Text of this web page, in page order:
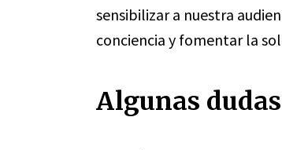
sensibilizar a nuestra
conciencia y fomentar la
Algunas